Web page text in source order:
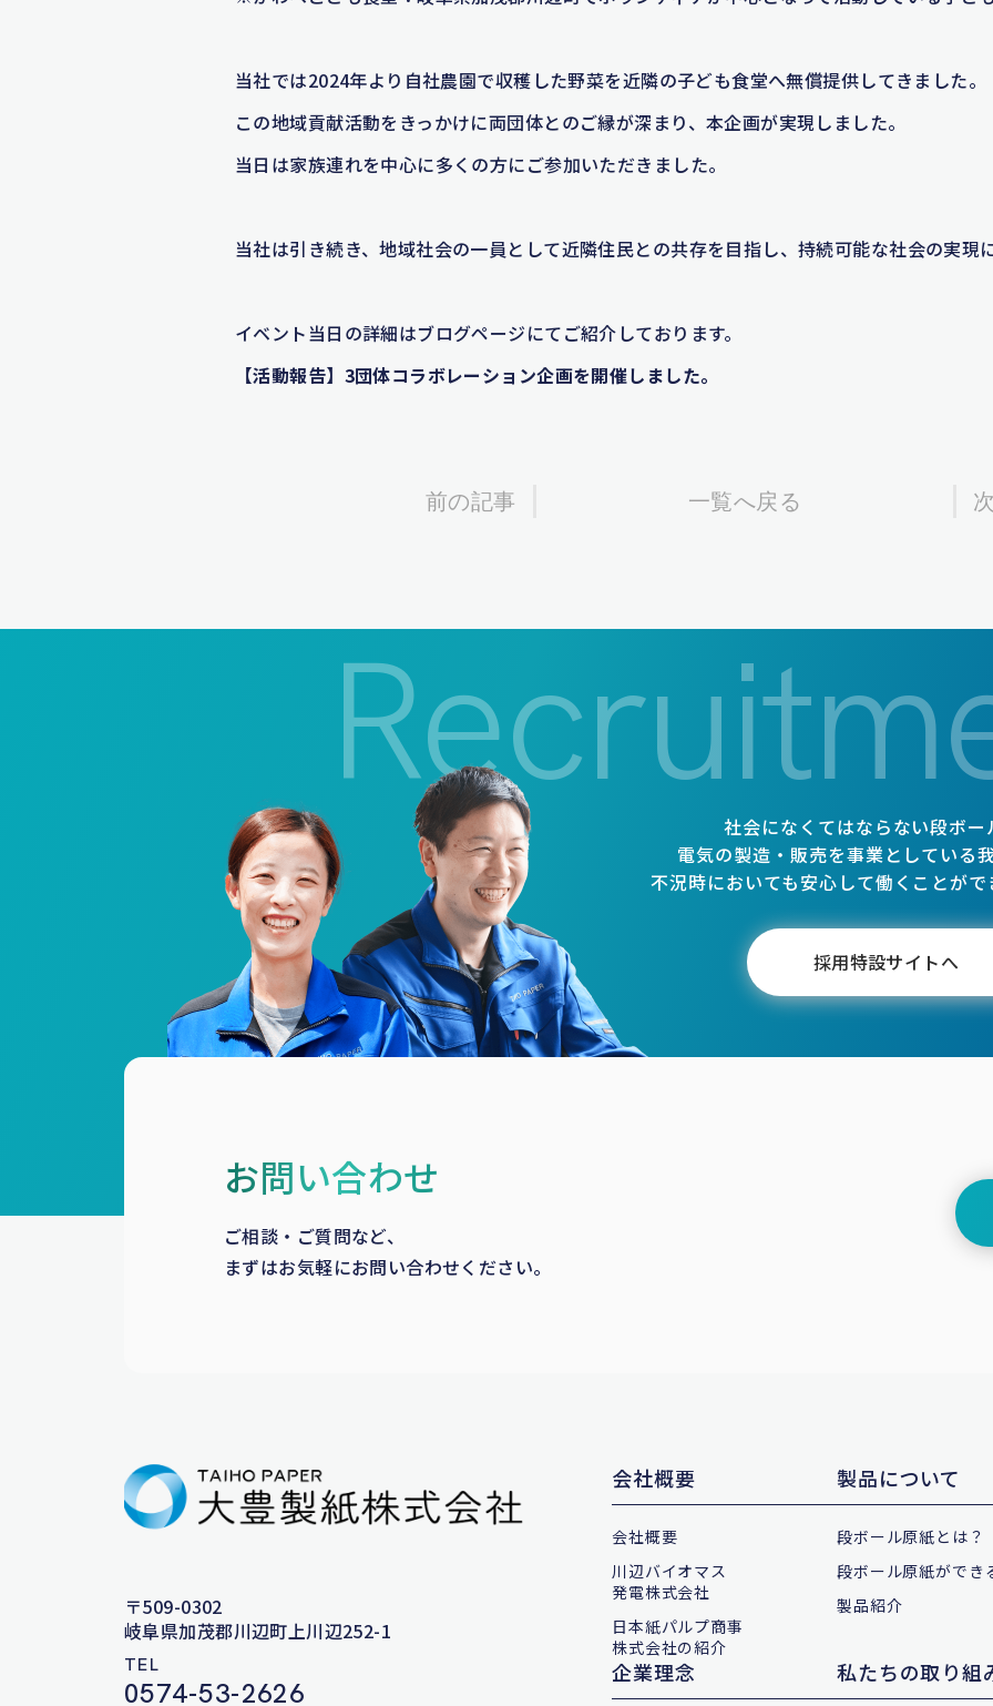
当社では2024年より自社農園で収穫した野菜を近隣の子ども食堂へ無償提供してきました。
この地域貢献活動をきっかけに両団体とのご縁が深まり、本企画が実現しました。
当日は家族連れを中心に多くの方にご参加いただきました。
当社は引き続き、地域社会の一員として近隣住民との共存を目指し、持続可能な社会の実現
イベント当日の詳細はブログページにてご紹介しております。
【活動報告】3団体コラボレーション企画を開催しました。
前の記事 一覧へ戻る
社会になくてはならない段ボー
電気の製造・販売を事業としている
不況時においても安心して働くことがで
採用特設サイトへ
お問い合わせ
ご相談・ご質問など、
まずはお気軽にお問い合わせください。
〒509-0302
岐阜県加茂郡川辺町上川辺252-1
TEL
0574-53-2626
会社概要
会社概要
川辺バイオマス
発電株式会社
日本紙パルプ商事
株式会社の紹介
製品について
段ボール原紙とは？
段ボール原紙ができ
製品紹介
企業理念 私たちの取り組